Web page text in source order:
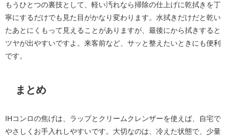
もうひとつの裏技として、軽い汚れなら掃除の仕上げに乾拭きを丁
寧にするだけでも見た目がかなり変わります。水拭きだけだと乾い
たあとにくもって見えることがありますが、最後にから拭きすると
ツヤが出やすいですよ。来客前など、サッと整えたいときにも便利
です。
まとめ
IHコンロの焦げは、ラップとクリームクレンザーを使えば、自宅で
やさしくお手入れしやすいです。大切なのは、冷えた状態で、少量